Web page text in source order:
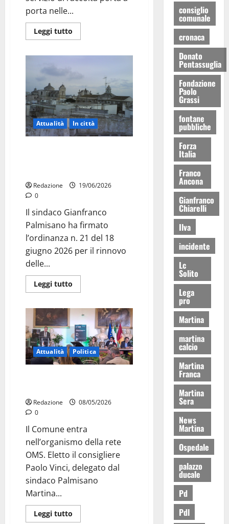
porta nelle...
Leggi tutto
Attualità In città
Redazione
19/06/2026
0
Il sindaco Gianfranco
Palmisano ha firmato
l’ordinanza n. 21 del 18
giugno 2026 per il rinnovo
delle...
Leggi tutto
Attualità Politica
Redazione
08/05/2026
0
Il Comune entra
nell’organismo della rete
OMS. Eletto il consigliere
Paolo Vinci, delegato dal
sindaco Palmisano
Martina...
Leggi tutto
consiglio
comunale
cronaca
Donato
Pentassuglia
Fondazione
Paolo
Grassi
fontane
pubbliche
Forza
Italia
Franco
Ancona
Gianfranco
Chiarelli
Ilva
incidente
Lc
Solito
Lega
pro
Martina
martina
calcio
Martina
Franca
Martina
Sera
News
Martina
Ospedale
palazzo
ducale
Pd
Pdl